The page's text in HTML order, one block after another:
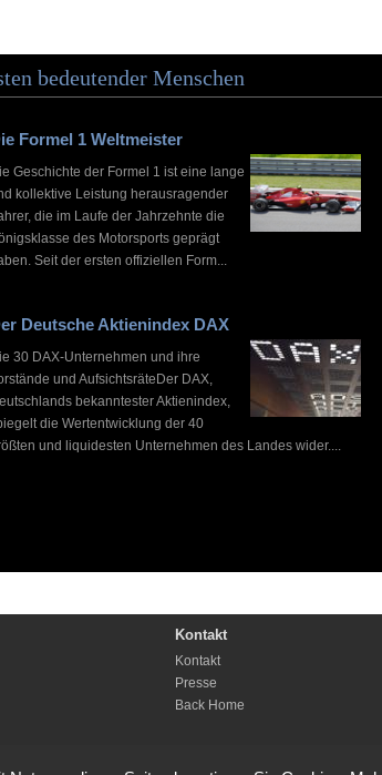
bedeutender Menschen
Formel 1 Weltmeister
Geschichte der Formel 1 ist eine lange
kollektive Leistung herausragender
die im Laufe der Jahrzehnte die
des Motorsports geprägt
Seit der ersten offiziellen Form...
Deutsche Aktienindex DAX
30 DAX-Unternehmen und ihre
und AufsichtsräteDer DAX,
bekanntester Aktienindex,
die Wertentwicklung der 40
und liquidesten Unternehmen des Landes wider....
Kontakt
Kontakt
Presse
Back Home
© 1999-2026 by WHO'S WHO, Alle Rechte vorbehalten